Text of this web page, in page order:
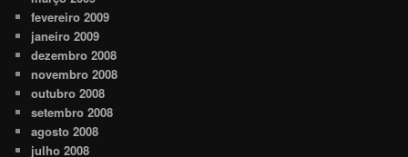
fevereiro 2009
janeiro 2009
dezembro 2008
novembro 2008
outubro 2008
setembro 2008
agosto 2008
julho 2008